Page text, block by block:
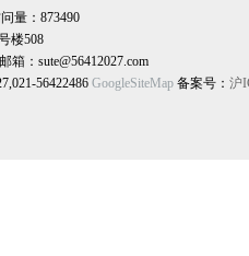
量：873490
楼508
箱：sute@56412027.com
56422486 GoogleSiteMap 备案号： 沪